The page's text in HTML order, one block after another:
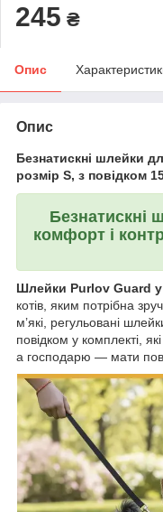
245 ₴
Опис
Опис
Безнатискні шлейки
розмір S, з повідком
Безнатискні
комфорт і
Шлейки Purlov Guard у
котів, яким потрібна
м’які, регульовані
повідком у комплекті,
а господарю — мати